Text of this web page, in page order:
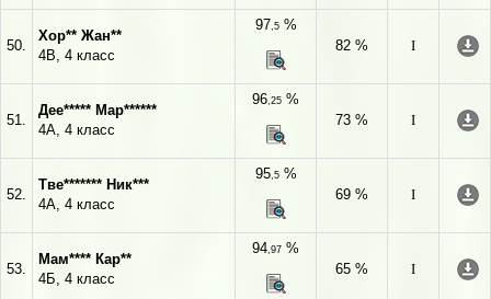
50.
Хор** Жан**
4В, 4 класс
97,5%
82 %
I
51.
Дее***** Мар******
4А, 4 класс
96,25 %
73 %
I
52.
Тве******* Ник***
4А, 4 класс
95,5%
69 %
I
53.
Мам**** Кар**
4Б, 4 класс
94,97 %
65 %
I